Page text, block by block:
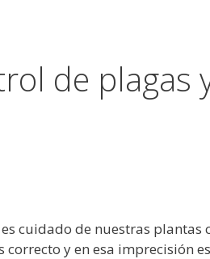
de plagas
cuidado de nuestras plantas
y en esa imprecisión